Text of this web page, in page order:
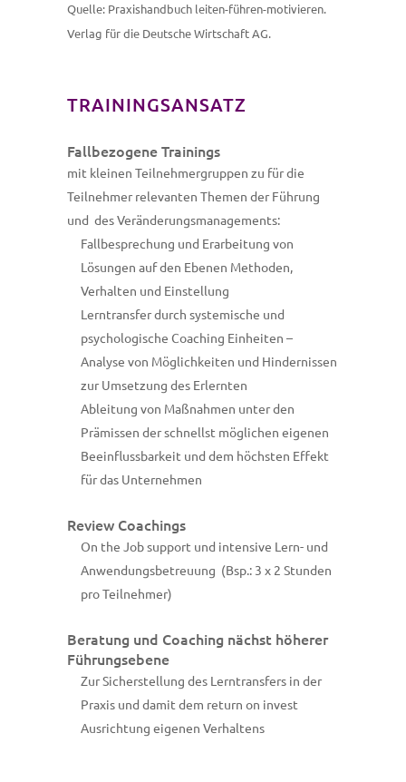
Quelle: Praxishandbuch leiten-führen-motivieren.
Verlag für die Deutsche Wirtschaft AG.
TRAININGSANSATZ
Fallbezogene Trainings
mit kleinen Teilnehmergruppen zu für die
Teilnehmer relevanten Themen der Führung
und des Veränderungsmanagements:
Fallbesprechung und Erarbeitung von
Lösungen auf den Ebenen Methoden,
Verhalten und Einstellung
Lerntransfer durch systemische und
psychologische Coaching Einheiten –
Analyse von Möglichkeiten und Hindernissen
zur Umsetzung des Erlernten
Ableitung von Maßnahmen unter den
Prämissen der schnellst möglichen eigenen
Beeinflussbarkeit und dem höchsten Effekt
für das Unternehmen
Review Coachings
On the Job support und intensive Lern- und
Anwendungsbetreuung (Bsp.: 3 x 2 Stunden
pro Teilnehmer)
Beratung und Coaching nächst höherer
Führungsebene
Zur Sicherstellung des Lerntransfers in der
Praxis und damit dem return on invest
Ausrichtung eigenen Verhaltens